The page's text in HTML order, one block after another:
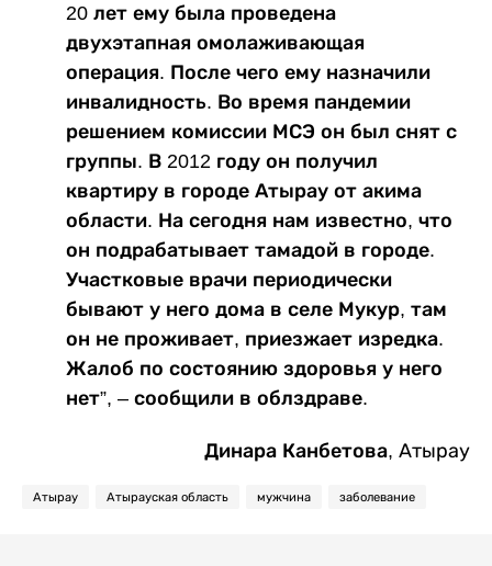
20 лет ему была проведена
двухэтапная омолаживающая
операция. После чего ему назначили
инвалидность. Во время пандемии
решением комиссии МСЭ он был снят с
группы. В 2012 году он получил
квартиру в городе Атырау от акима
области. На сегодня нам известно, что
он подрабатывает тамадой в городе.
Участковые врачи периодически
бывают у него дома в селе Мукур, там
он не проживает, приезжает изредка.
Жалоб по состоянию здоровья у него
нет”, – сообщили в облздраве.
Динара Канбетова, Атырау
Атырау Атырауская область мужчина заболевание